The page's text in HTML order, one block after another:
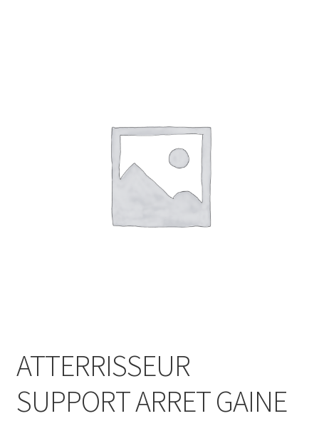
ATTERRISSEUR
SUPPORT ARRET GAINE